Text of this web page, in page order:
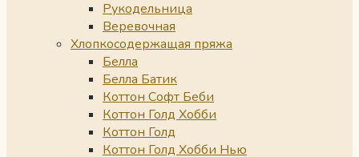
Рукодельница
Веревочная
Хлопкосодержащая пряжа
Белла
Белла Батик
Коттон Софт Беби
Коттон Голд Хобби
Коттон Голд
Коттон Голд Хобби Нью